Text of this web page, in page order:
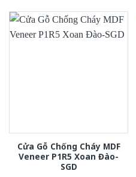
Cửa Gỗ Chống Cháy MDF
Veneer P1R5 Xoan Đào-
SGD